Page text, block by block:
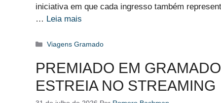
iniciativa em que cada ingresso também
… Leia mais
Categorias
Viagens Gramado
PREMIADO EM
ESTREIA NO STREAMING